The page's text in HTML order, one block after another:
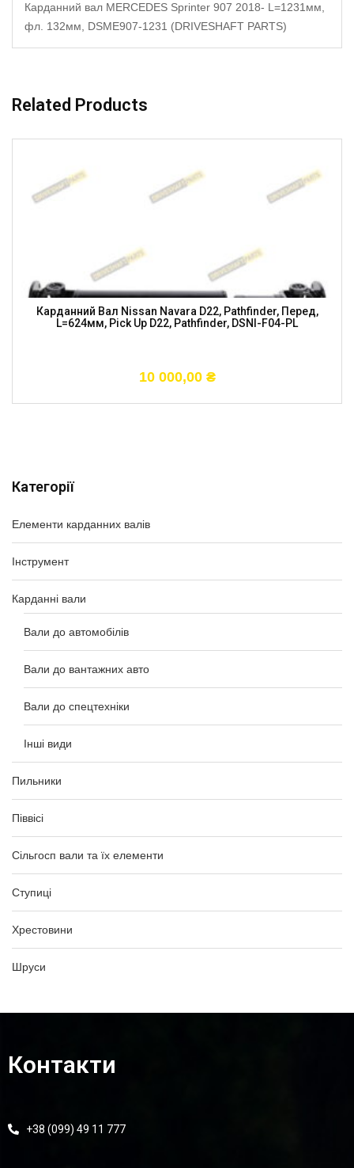
Категорії
Елементи карданних валів
Інструмент
Карданні вали
Вали до автомобілів
Вали до вантажних авто
Вали до спецтехніки
Інші види
Пильники
Піввісі
Сільгосп вали та їх елементи
Ступиці
Хрестовини
Шруси
Карданний вал MERCEDES Sprinter 907 2018- L=1231мм,
фл. 132мм, DSME907-1231 (DRIVESHAFT PARTS)
Related Products
Карданний Вал Nissan Navara D22, Pathfinder, Перед,
L=624мм, Pick Up D22, Pathfinder, DSNI-F04-PL
10 000,00 ₴
Контакти
+38 (099) 49 11 777